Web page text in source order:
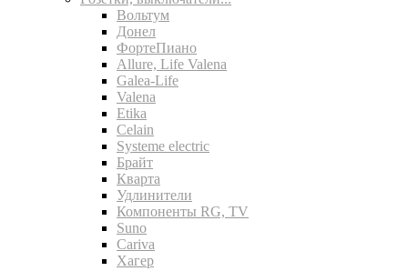
Вольтум
Донел
ФортеПиано
Allure, Life Valena
Galea-Life
Valena
Etika
Celain
Systeme electric
Брайт
Кварта
Удлинители
Компоненты RG, TV
Suno
Cariva
Хагер